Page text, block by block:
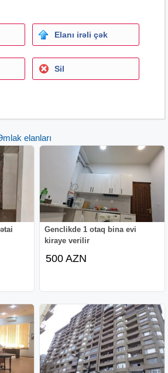
Elanı irəli çək
Sil
elanları
Genclikde 1 otaq bina evi
kiraye verilir
500 AZN